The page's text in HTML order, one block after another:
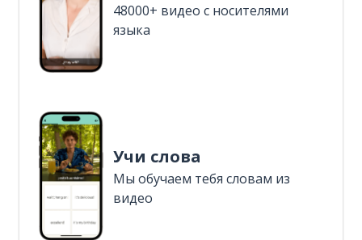
48000+ видео с носителями
языка
Учи слова
Мы обучаем тебя словам из
видео